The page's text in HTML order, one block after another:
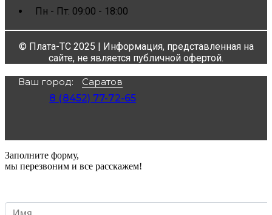
Пн - Пт: 09:00 - 18:00
© Плата-ТС 2025 | Информация, представленная на
сайте, не является публичной офертой.
Ваш город:
Саратов
8 (8452) 77-72-65
Заполните форму,
мы перезвоним и все расскажем!